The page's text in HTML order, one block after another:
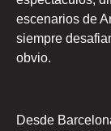
escenarios de
siempre
obvio.
Desde